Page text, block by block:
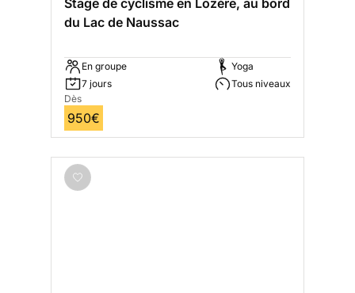
Stage de cyclisme en Lozère, au bord
du Lac de Naussac
En groupe
7 jours
Yoga
Tous niveaux
Dès
950€